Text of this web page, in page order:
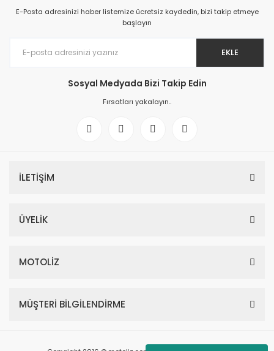
E-Posta adresinizi haber listemize ücretsiz kaydedin, bizi takip etmeye
başlayın
EKLE
Sosyal Medyada Bizi Takip Edin
Fırsatları yakalayın..
İLETİŞİM
ÜYELİK
MOTOLİZ
MÜŞTERİ BİLGİLENDİRME